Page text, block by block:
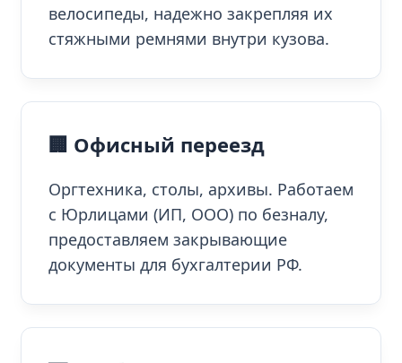
велосипеды, надежно закрепляя их
стяжными ремнями внутри кузова.
🏢 Офисный переезд
Оргтехника, столы, архивы. Работаем
с Юрлицами (ИП, ООО) по безналу,
предоставляем закрывающие
документы для бухгалтерии РФ.